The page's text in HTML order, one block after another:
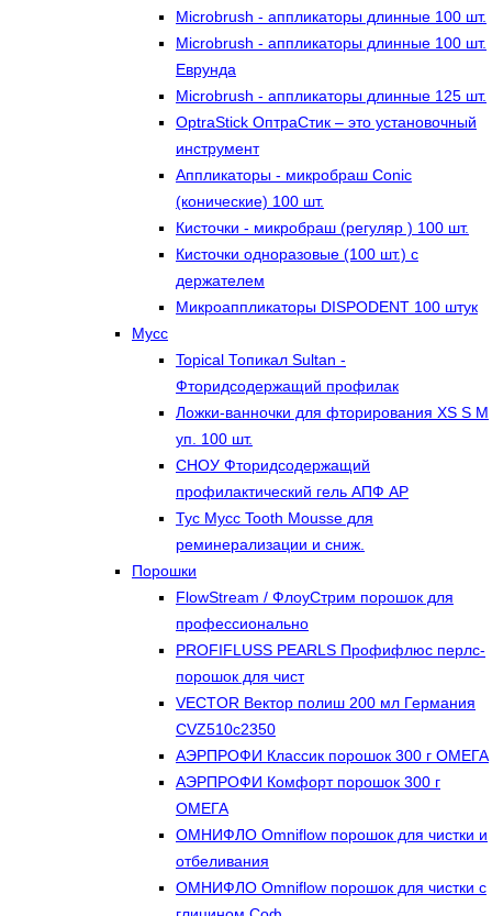
Microbrush - аппликаторы длинные 100 шт.
Microbrush - аппликаторы длинные 100 шт.
Еврунда
Microbrush - аппликаторы длинные 125 шт.
OptraStick ОптраСтик – это установочный
инструмент
Аппликаторы - микробраш Conic
(конические) 100 шт.
Кисточки - микробраш (регуляр ) 100 шт.
Кисточки одноразовые (100 шт.) с
держателем
Микроаппликаторы DISPODENT 100 штук
Мусс
Topical Топикал Sultan -
Фторидсодержащий профилак
Ложки-ванночки для фторирования XS S М
уп. 100 шт.
СНОУ Фторидсодержащий
профилактический гель АПФ AP
Тус Мусс Tooth Mousse для
реминерализации и сниж.
Порошки
FlowStream / ФлоуСтрим порошок для
профессионально
PROFIFLUSS PEARLS Профифлюс перлс-
порошок для чист
VECTOR Вектор полиш 200 мл Германия
CVZ510с2350
АЭРПРОФИ Классик порошок 300 г ОМЕГА
АЭРПРОФИ Комфорт порошок 300 г
ОМЕГА
ОМНИФЛО Omniflow порошок для чистки и
отбеливания
ОМНИФЛО Omniflow порошок для чистки с